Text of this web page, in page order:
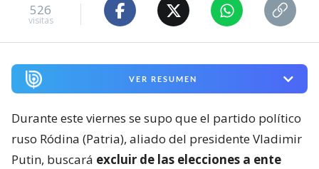
526
visitas
VER RESUMEN
Durante este viernes se supo que el partido político
ruso Ródina (Patria), aliado del presidente Vladimir
Putin, buscará excluir de las elecciones a ente